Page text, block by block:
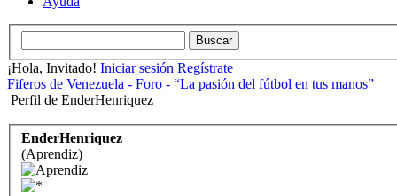
¡Hola, Invitado! Iniciar sesión Regístrate
Fiferos de Venezuela - Foro - “La pasión del fútbol en tus manos”
Perfil de EnderHenriquez
EnderHenriquez
(Aprendiz)